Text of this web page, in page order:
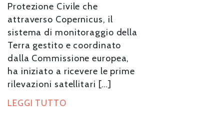
Protezione Civile che
attraverso Copernicus, il
sistema di monitoraggio della
Terra gestito e coordinato
dalla Commissione europea,
ha iniziato a ricevere le prime
rilevazioni satellitari […]
LEGGI TUTTO